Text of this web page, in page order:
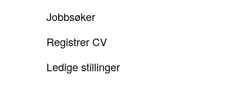
Jobbsøker
Registrer CV
Ledige stillinger